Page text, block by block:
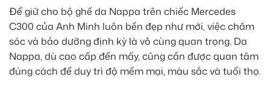
Để giữ cho bộ ghế da Nappa trên chiếc Mercedes
C300 của Anh Minh luôn bền đẹp như mới, việc chăm
sóc và bảo dưỡng định kỳ là vô cùng quan trọng. Da
Nappa, dù cao cấp đến mấy, cũng cần được quan tâm
đúng cách để duy trì độ mềm mại, màu sắc và tuổi thọ.